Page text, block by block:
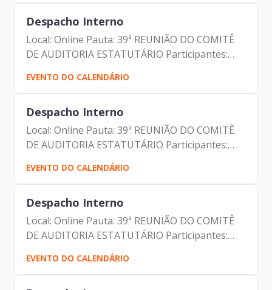
Trindade de Melo...
Despacho Interno
Local: Online Pauta: 39ª REUNIÃO DO COMITÊ
DE AUDITORIA ESTATUTÁRIO Participantes:
Johann Nogueira Dantas Marcio Rodrigues
Pereira Mendes Demétrio Cokinos André
Castro Carvalho Fernando Gonçalves...
EVENTO DO CALENDÁRIO
Despacho Interno
Local: Online Pauta: 39ª REUNIÃO DO COMITÊ
DE AUDITORIA ESTATUTÁRIO Participantes:
Johann Nogueira Dantas Marcio Rodrigues
Pereira Mendes Demétrio Cokinos André
Castro Carvalho Fernando Gonçalves...
EVENTO DO CALENDÁRIO
Despacho Interno
Local: Online Pauta: 39ª REUNIÃO DO COMITÊ
DE AUDITORIA ESTATUTÁRIO Participantes:
Johann Nogueira Dantas Marcio Rodrigues
Pereira Mendes Demétrio Cokinos André
Castro Carvalho Fernando Gonçalves...
EVENTO DO CALENDÁRIO